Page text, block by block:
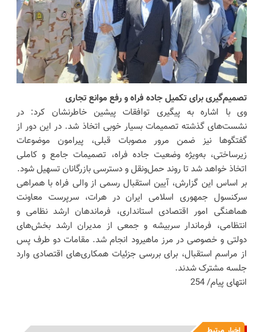
تصمیم‌گیری برای تکمیل جاده فراه و رفع موانع تجاری
وی با اشاره به پیگیری توافقات پیشین خاطرنشان کرد: در
نشست‌های گذشته تصمیمات بسیار خوبی اتخاذ شد. در این دور از
گفتگوها نیز ضمن مرور مصوبات قبلی، پیرامون موضوعات
زیرساختی، به‌ویژه وضعیت جاده فراه، تصمیمات جامع و کاملی
اتخاذ خواهد شد تا روند حمل‌ونقل و دسترسی بازرگانان تسهیل شود.
بر اساس این گزارش، آیین استقبال رسمی از والی فراه با همراهی
سرکنسول جمهوری اسلامی ایران در هرات، سرپرست معاونت
هماهنگی امور اقتصادی استانداری، فرماندهان ارشد نظامی و
انتظامی، فرماندار سربیشه و جمعی از مدیران ارشد بخش‌های
دولتی و خصوصی در مرز ماهیرود انجام شد. مقامات دو طرف پس
از مراسم استقبال، برای بررسی جزئیات همکاری‌های اقتصادی وارد
جلسه مشترک شدند.
انتهای پیام/ 254